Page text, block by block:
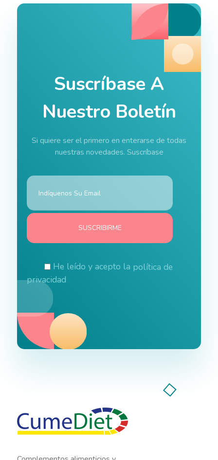
Suscríbase A
Nuestro Boletín
Si quiere ser el primero en enterarse de todas
nuestras novedades. Suscríbase
He leído y acepto la política de
privacidad